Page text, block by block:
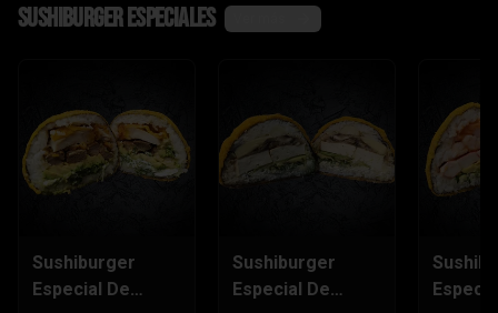
SushiBurger Especiales
Sushiburger
Especial De
Sushiburger
Especial De